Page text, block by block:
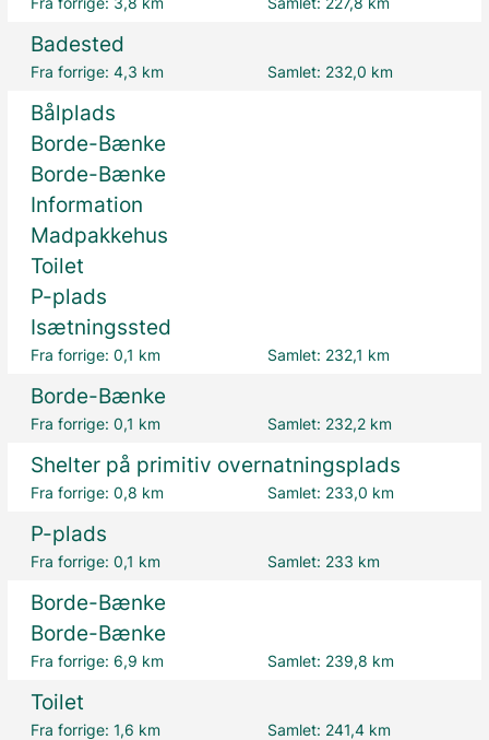
Badested
Fra forrige:4,3 km Samlet: 232,0 km
Bålplads
Borde-Bænke
Borde-Bænke
Information
Madpakkehus
Toilet
P-plads
Isætningssted
Fra forrige:0,1 km Samlet: 232,1 km
Borde-Bænke
Fra forrige:0,1 km Samlet: 232,2 km
Shelter på primitiv overnatningsplads
Fra forrige:0,8 km Samlet: 233,0 km
P-plads
Fra forrige:0,1 km Samlet: 233 km
Borde-Bænke
Borde-Bænke
Fra forrige:6,9 km Samlet: 239,8 km
Toilet
Fra forrige:1,6 km Samlet: 241,4 km